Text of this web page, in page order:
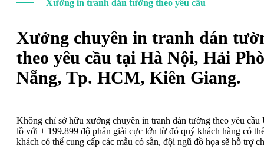
Xưởng in tranh dán tường theo yêu cầu
Xưởng chuyên in tranh dán
theo yêu cầu tại Hà Nội, Hải
Nẵng, Tp. HCM, Kiên Giang.
Không chỉ sở hữu xưởng chuyên in tranh dán tường theo yêu
lồ với + 199.899 độ phân giải cực lớn từ đó quý khách hàng có
khách có thể cung cấp các mẫu có sẵn, đội ngũ đồ họa sẽ hỗ trợ